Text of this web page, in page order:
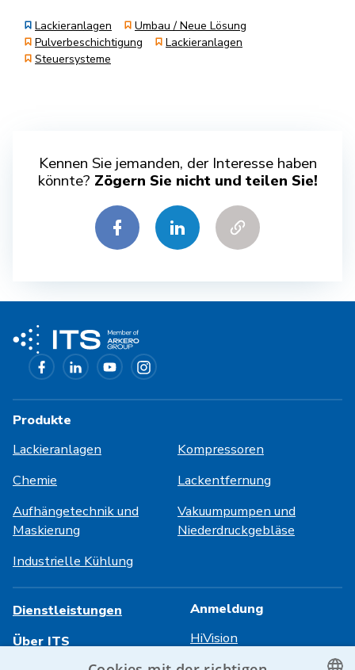
Lackieranlagen
Umbau / Neue Lösung
Pulverbeschichtigung
Lackieranlagen
Steuersysteme
Kennen Sie jemanden, der Interesse haben
könnte? Zögern Sie nicht und teilen Sie!
Produkte
Lackieranlagen
Kompressoren
Chemie
Lackentfernung
Aufhängetechnik und
Maskierung
Vakuumpumpen und
Niederdruckgebläse
Industrielle Kühlung
Dienstleistungen
Über ITS
Anmeldung
HiVision